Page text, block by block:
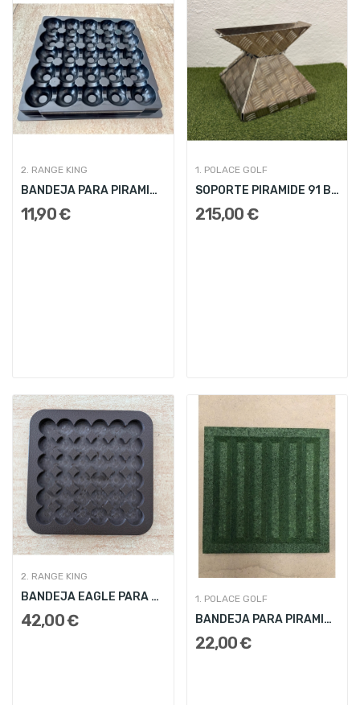
2. RANGE KING
BANDEJA PARA PIRAMIDE 55 BOLAS
11,90 €
1. POLACE GOLF
SOPORTE PIRAMIDE 91 BOLAS
215,00 €
2. RANGE KING
BANDEJA EAGLE PARA PIRAMIDE 91 BOLAS
42,00 €
1. POLACE GOLF
BANDEJA PARA PIRAMIDE 91 BOLAS
22,00 €